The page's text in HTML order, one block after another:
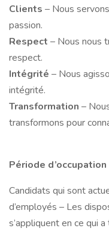
Clients – Nous
passion.
Respect – Nous nous
respect.
Intégrité – Nous
intégrité.
Transformation –
transformons pour
Période
Candidats qui sont
d’employés – Les
s’appliquent en ce qui